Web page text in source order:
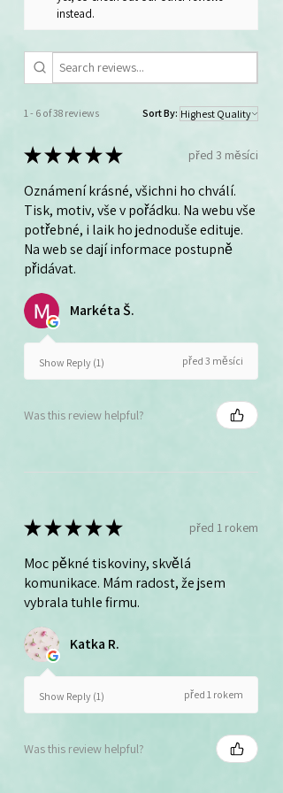
instead.
1 - 6 of 38 reviews Sort By:
★★★★★ před 3 měsíci
Oznámení krásné, všichni ho chválí.
Tisk, motiv, vše v pořádku. Na webu vše
potřebné, i laik ho jednoduše edituje.
Na web se dají informace postupně
přidávat.
Markéta Š.
Show Reply (1) před 3 měsíci
Was this review helpful?
★★★★★ před 1 rokem
Moc pěkné tiskoviny, skvělá
komunikace. Mám radost, že jsem
vybrala tuhle firmu.
Katka R.
Show Reply (1) před 1 rokem
Was this review helpful?